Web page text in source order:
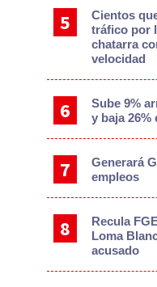
Cientos
tráfico por
chatarra
velocidad
Sube 9%
y baja 26%
Generará
empleos
Recula
Loma
acusado